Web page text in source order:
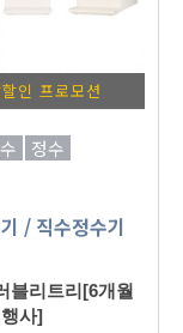
인 프로모션
정수
/ 직수정수기
블리트리[6개월
사]